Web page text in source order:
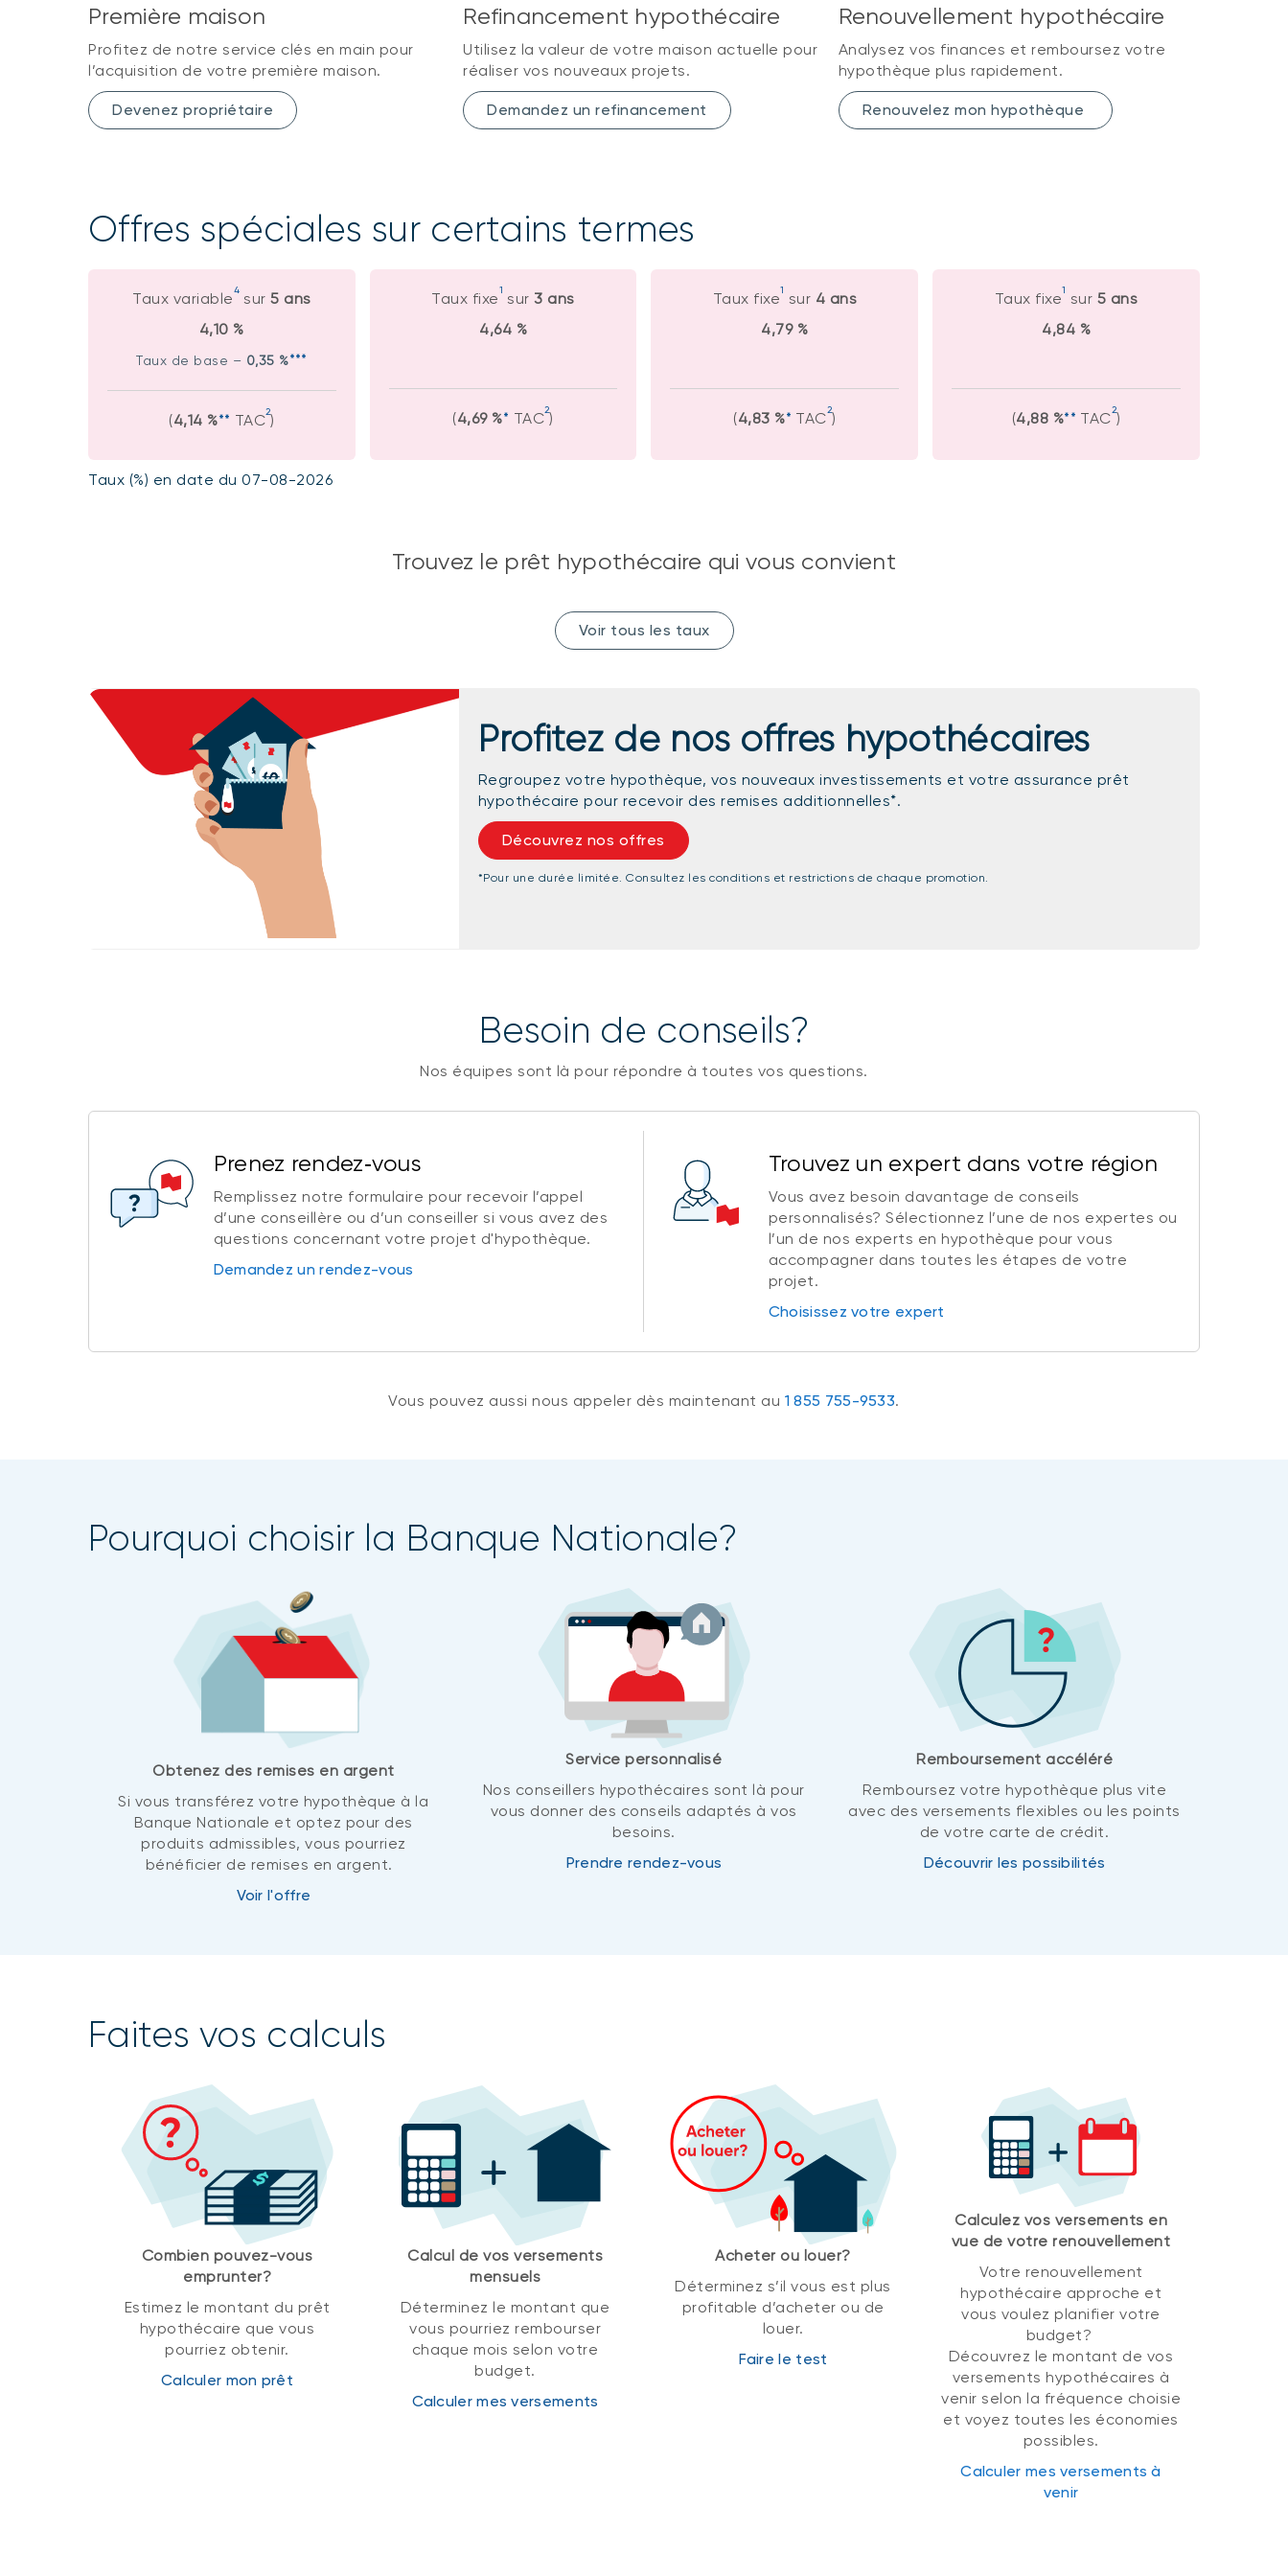
Première maison
Profitez de notre service clés en main pour
l’acquisition de votre première maison.
Devenez propriétaire
Refinancement hypothécaire
Utilisez la valeur de votre maison actuelle pour
réaliser vos nouveaux projets.
Demandez un refinancement
Renouvellement hypothécaire
Analysez vos finances et remboursez votre
hypothèque plus rapidement.
Renouvelez mon hypothèque
Offres spéciales sur certains termes
Taux variable4sur5 ans
4,10 %
Taux de base – 0,35 %***
(4,14 %** TAC2)
Taux fixe1 sur3 ans
4,64 %
(4,69 %* TAC2)
Taux fixe1 sur 4 ans
4,79 %
(4,83 %* TAC2)
Taux fixe1 sur 5 ans
4,84 %
(4,88 %** TAC2)
Taux (%) en date du 07-08-2026
Trouvez le prêt hypothécaire qui vous convient
Voir tous les taux
Profitez de nos offres hypothécaires
Regroupez votre hypothèque, vos nouveaux investissements et votre assurance prêt
hypothécaire pour recevoir des remises additionnelles*.
Découvrez nos offres
*Pour une durée limitée. Consultez les conditions et restrictions de chaque promotion.
Besoin de conseils?
Nos équipes sont là pour répondre à toutes vos questions.
Prenez rendez‑vous
Remplissez notre formulaire pour recevoir l’appel
d’une conseillère ou d’un conseiller si vous avez des
questions concernant votre projet d'hypothèque.
Demandez un rendez-vous
Trouvez un expert dans votre région
Vous avez besoin davantage de conseils
personnalisés? Sélectionnez l’une de nos expertes ou
l’un de nos experts en hypothèque pour vous
accompagner dans toutes les étapes de votre
projet.
Choisissez votre expert
Vous pouvez aussi nous appeler dès maintenant au 1 855 755-9533.
Pourquoi choisir la Banque Nationale?
Obtenez des remises en argent
Si vous transférez votre hypothèque à la
Banque Nationale et optez pour des
produits admissibles, vous pourriez
bénéficier de remises en argent.
Voir l'offre
Service personnalisé
Nos conseillers hypothécaires sont là pour
vous donner des conseils adaptés à vos
besoins.
Prendre rendez-vous
Remboursement accéléré
Remboursez votre hypothèque plus vite
avec des versements flexibles ou les points
de votre carte de crédit.
Découvrir les possibilités
Faites vos calculs
Combien pouvez-vous
emprunter?
Estimez le montant du prêt
hypothécaire que vous
pourriez obtenir.
Calculer mon prêt
Calcul de vos versements
mensuels
Déterminez le montant que
vous pourriez rembourser
chaque mois selon votre
budget.
Calculer mes versements
Acheter ou louer?
Déterminez s’il vous est plus
profitable d’acheter ou de
louer.
Faire le test
Calculez vos versements en
vue de votre renouvellement
Votre renouvellement
hypothécaire approche et
vous voulez planifier votre
budget?
Découvrez le montant de vos
versements hypothécaires à
venir selon la fréquence choisie
et voyez toutes les économies
possibles.
Calculer mes versements à
venir